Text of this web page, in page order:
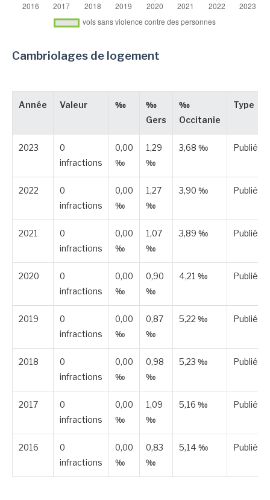
Cambriolages de logement
Année Valeur ‰
‰
Gers
‰
Occitanie
Type
2023
0
infractions
0,00
‰
1,29
‰
3,68 ‰ Publiée
2022
0
infractions
0,00
‰
1,27
‰
3,90 ‰ Publiée
2021
0
infractions
0,00
‰
1,07
‰
3,89 ‰ Publiée
2020
0
infractions
0,00
‰
0,90
‰
4,21 ‰ Publiée
2019
0
infractions
0,00
‰
0,87
‰
5,22 ‰ Publiée
2018
0
infractions
0,00
‰
0,98
‰
5,23 ‰ Publiée
2017
0
infractions
0,00
‰
1,09
‰
5,16 ‰ Publiée
2016
0
infractions
0,00
‰
0,83
‰
5,14 ‰ Publiée